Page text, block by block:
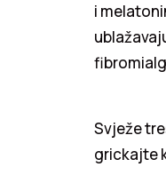
i
Svježe
grickajte